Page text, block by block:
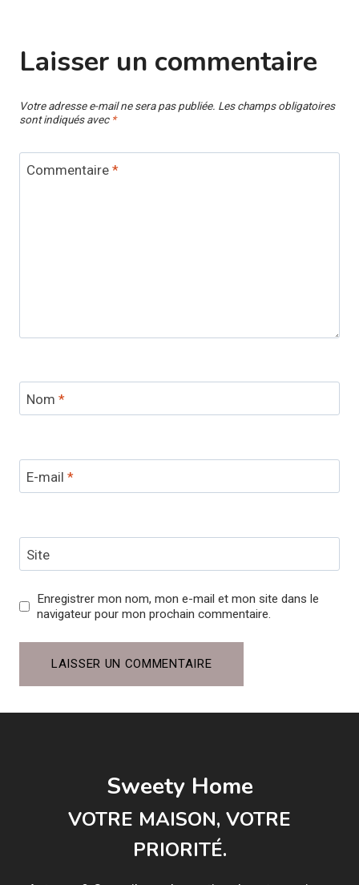
Laisser un commentaire
Votre adresse e-mail ne sera pas publiée. Les champs obligatoires
sont indiqués avec *
Commentaire *
Nom *
E-mail *
Site
Enregistrer mon nom, mon e-mail et mon site dans le
navigateur pour mon prochain commentaire.
Sweety Home
VOTRE MAISON, VOTRE
PRIORITÉ.